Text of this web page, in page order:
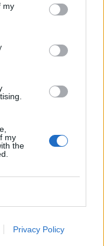
my
my
the
Privacy Policy
aus der
voller
erkennen und zu
die gleiche
ein Kunstwerk
Zeitlosigkeit